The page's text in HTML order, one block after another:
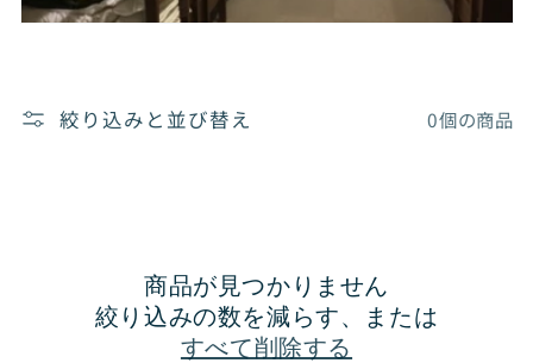
絞り込みと並び替え 0個の商品
商品が見つかりません
絞り込みの数を減らす、または
すべて削除する